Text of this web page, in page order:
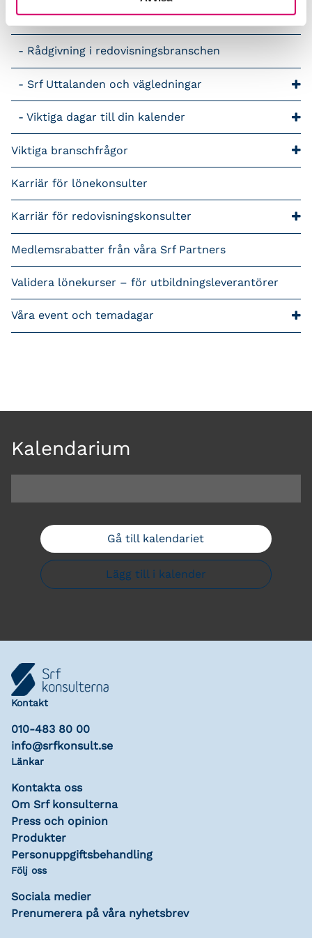
Lönepodden
Rådgivning i redovisningsbranschen
Srf Uttalanden och vägledningar
Viktiga dagar till din kalender
Viktiga branschfrågor
Karriär för lönekonsulter
Karriär för redovisningskonsulter
Medlemsrabatter från våra Srf Partners
Validera lönekurser – för utbildningsleverantörer
Våra event och temadagar
Kalendarium
Gå till kalendariet
Lägg till i kalender
Kontakt
010-483 80 00
info@srfkonsult.se
Länkar
Kontakta oss
Om Srf konsulterna
Press och opinion
Produkter
Personuppgiftsbehandling
Följ oss
Sociala medier
Prenumerera på våra nyhetsbrev